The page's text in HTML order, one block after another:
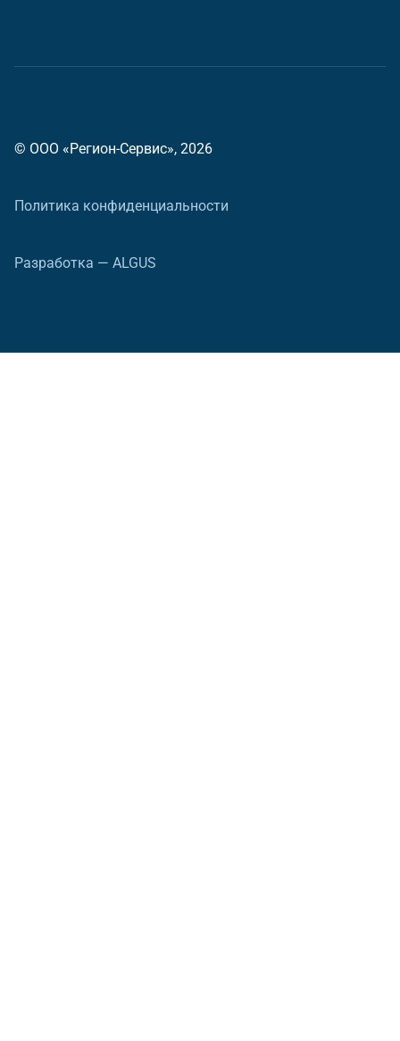
© ООО «Регион-Сервис», 2026
Политика конфиденциальности
Разработка — ALGUS